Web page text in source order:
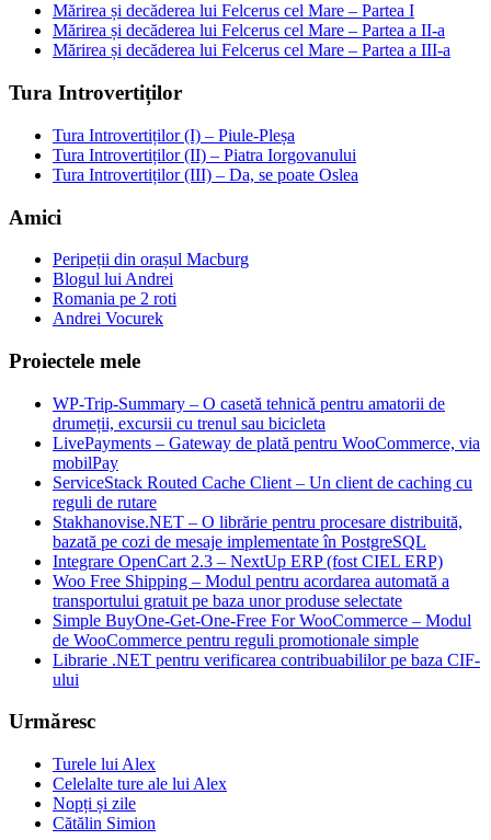
Mărirea și decăderea lui Felcerus cel Mare – Partea I
Mărirea și decăderea lui Felcerus cel Mare – Partea a II-a
Mărirea și decăderea lui Felcerus cel Mare – Partea a III-a
Tura Introvertiților
Tura Introvertiților (I) – Piule-Pleșa
Tura Introvertiților (II) – Piatra Iorgovanului
Tura Introvertiților (III) – Da, se poate Oslea
Amici
Peripeții din orașul Macburg
Blogul lui Andrei
Romania pe 2 roti
Andrei Vocurek
Proiectele mele
WP-Trip-Summary – O casetă tehnică pentru amatorii de
drumeții, excursii cu trenul sau bicicleta
LivePayments – Gateway de plată pentru WooCommerce, via
mobilPay
ServiceStack Routed Cache Client – Un client de caching cu
reguli de rutare
Stakhanovise.NET – O librărie pentru procesare distribuită,
bazată pe cozi de mesaje implementate în PostgreSQL
Integrare OpenCart 2.3 – NextUp ERP (fost CIEL ERP)
Woo Free Shipping – Modul pentru acordarea automată a
transportului gratuit pe baza unor produse selectate
Simple BuyOne-Get-One-Free For WooCommerce – Modul
de WooCommerce pentru reguli promotionale simple
Librarie .NET pentru verificarea contribuabililor pe baza CIF-
ului
Urmăresc
Turele lui Alex
Celelalte ture ale lui Alex
Nopți și zile
Cătălin Simion